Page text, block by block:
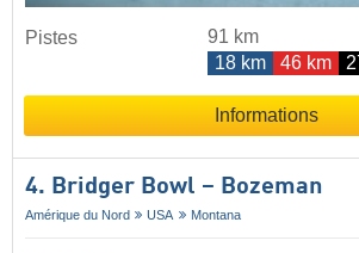
Pistes
91 km
18 km
46 km
Informations
4. Bridger Bowl – Bozeman
Amérique du Nord USA Montana